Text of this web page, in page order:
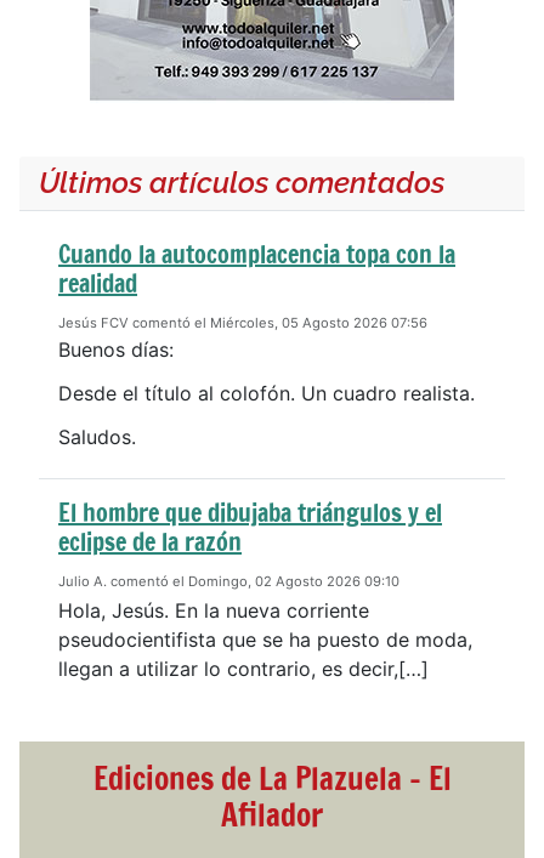
Últimos artículos comentados
Cuando la autocomplacencia topa con la
realidad
Jesús FCV comentó el Miércoles, 05 Agosto 2026 07:56
Buenos días:
Desde el título al colofón. Un cuadro realista.
Saludos.
El hombre que dibujaba triángulos y el
eclipse de la razón
Julio A. comentó el Domingo, 02 Agosto 2026 09:10
Hola, Jesús. En la nueva corriente
pseudocientifista que se ha puesto de moda,
llegan a utilizar lo contrario, es decir,[…]
Ediciones de La Plazuela - El
Afilador